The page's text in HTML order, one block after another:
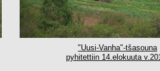
"Uusi-Vanha"-tšasouna
pyhitettiin 14.elokuuta